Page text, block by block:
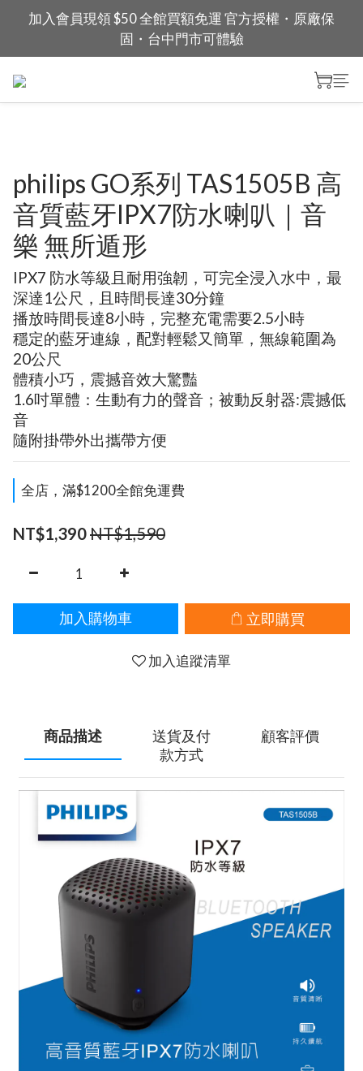
加入會員現領 $50 全館買額免運 官方授權・原廠保
固・台中門市可體驗
philips GO系列 TAS1505B 高
音質藍牙IPX7防水喇叭｜音
樂 無所遁形
IPX7 防水等級且耐用強韌，可完全浸入水中，最
深達1公尺，且時間長達30分鐘
播放時間長達8小時，完整充電需要2.5小時
穩定的藍牙連線，配對輕鬆又簡單，無線範圍為
20公尺
體積小巧，震撼音效大驚豔
1.6吋單體：生動有力的聲音；被動反射器:震撼低
音
隨附掛帶外出攜帶方便
全店，滿$1200全館免運費
NT$1,390NT$1,590
加入購物車 立即購買
加入追蹤清單
商品描述
送貨及付
款方式
顧客評價